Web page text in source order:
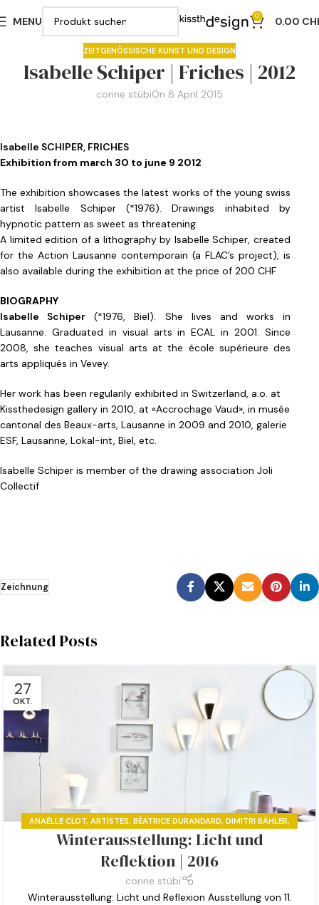
MENU 0 0.00
ZEITGENÖSSISCHE KUNST UND DESIGN
Isabelle Schiper | Friches | 2012
corine stübiOn 8 April 2015
Isabelle SCHIPER, FRICHES
Exhibition from march 30 to june 9 2012
The exhibition showcases the latest works of the young swiss
artist Isabelle Schiper (*1976). Drawings inhabited by
hypnotic pattern as sweet as threatening.
A limited edition of a lithography by Isabelle Schiper, created
for the Action Lausanne contemporain (a FLAC’s project), is
also available during the exhibition at the price of 200 CHF
BIOGRAPHY
Isabelle Schiper (*1976, Biel). She lives and works in
Lausanne. Graduated in visual arts in ECAL in 2001. Since
2008, she teaches visual arts at the école supérieure des
arts appliqués in Vevey.
Her work has been regularily exhibited in Switzerland, a.o. at
Kissthedesign gallery in 2010, at «Accrochage Vaud», in musée
cantonal des Beaux-arts, Lausanne in 2009 and 2010, galerie
ESF, Lausanne, Lokal-int, Biel, etc.
Isabelle Schiper is member of the drawing association Joli
Collectif
Zeichnung
Related Posts
27
OKT.
ANAËLLE CLOT, ARTISTES, BÉATRICE DURANDARD, DIMITRI BÄHLER,
ZEITGENÖSSISCHE KUNST | DESIGN
Winterausstellung: Licht und
Reflektion | 2016
corine stübi
Winterausstellung: Licht und Reflexion Ausstellung von 11.